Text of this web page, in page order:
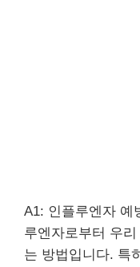
A1: 인플루엔자 예
루엔자로부터 우
는 방법입니다. 특